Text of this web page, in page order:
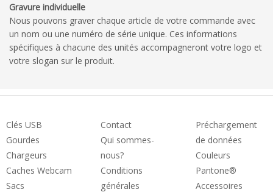
Gravure individuelle
Nous pouvons graver chaque article de votre commande avec
un nom ou une numéro de série unique. Ces informations
spécifiques à chacune des unités accompagneront votre logo et
votre slogan sur le produit.
Clés USB
Gourdes
Chargeurs
Caches Webcam
Sacs
Contact
Qui sommes-
nous?
Conditions
générales
Préchargement
de données
Couleurs
Pantone®
Accessoires